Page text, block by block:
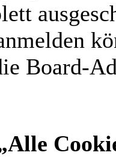
Board-